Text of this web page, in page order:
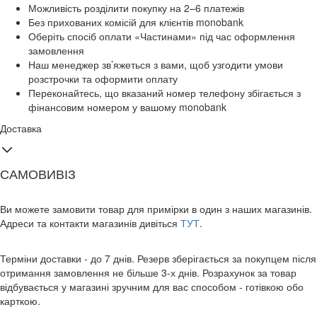
Можливість розділити покупку на 2–6 платежів
Без прихованих комісій для клієнтів monobank
Оберіть спосіб оплати «Частинами» під час оформлення
замовлення
Наш менеджер зв’яжеться з вами, щоб узгодити умови
розстрочки та оформити оплату
Переконайтесь, що вказаний номер телефону збігається з
фінансовим номером у вашому monobank
Доставка
САМОВИВІЗ
Ви можете замовити товар для примірки в один з наших магазинів.
Адреси та контакти магазинів дивіться ТУТ.
Терміни доставки - до 7 днів. Резерв зберігається за покупцем після
отримання замовлення не більше 3-х днів. Розрахунок за товар
відбувається у магазині зручним для вас способом - готівкою обо
карткою.